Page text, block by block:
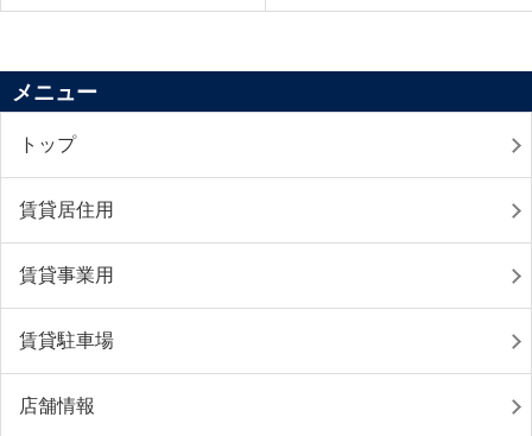
メニュー
トップ
賃貸居住用
賃貸事業用
賃貸駐車場
店舗情報